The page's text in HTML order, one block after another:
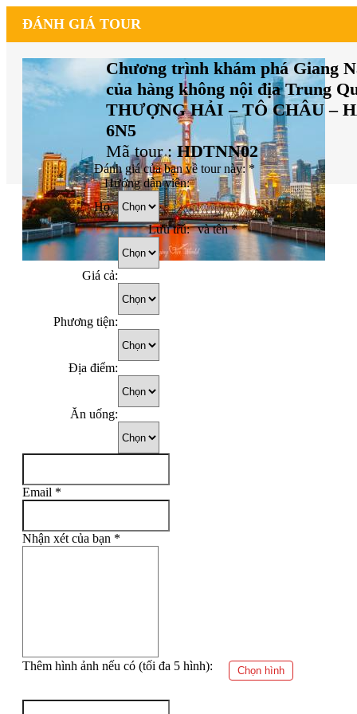
ĐÁNH GIÁ TOUR
Chương trình khám phá Giang
của hàng không nội địa Trung
THƯỢNG HẢI – TÔ CHÂU –
6N5
Mã tour :HDTNN02
Đánh giá của bạn về tour này:*
Hướng dẫn viên:
Lưu trú:
Giá cả:
Phương tiện:
Địa điểm:
Ăn uống:
Họ
và tên*
Email *
Nhận xét của bạn *
Thêm hình ảnh nếu có (tối đa 5 hình): Chọn hình